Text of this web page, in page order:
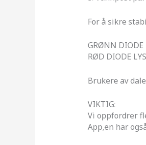
For å sikre
GRØNN DIODE
RØD DIODE
Brukere av
VIKTIG:
Vi oppfordrer
App,en har